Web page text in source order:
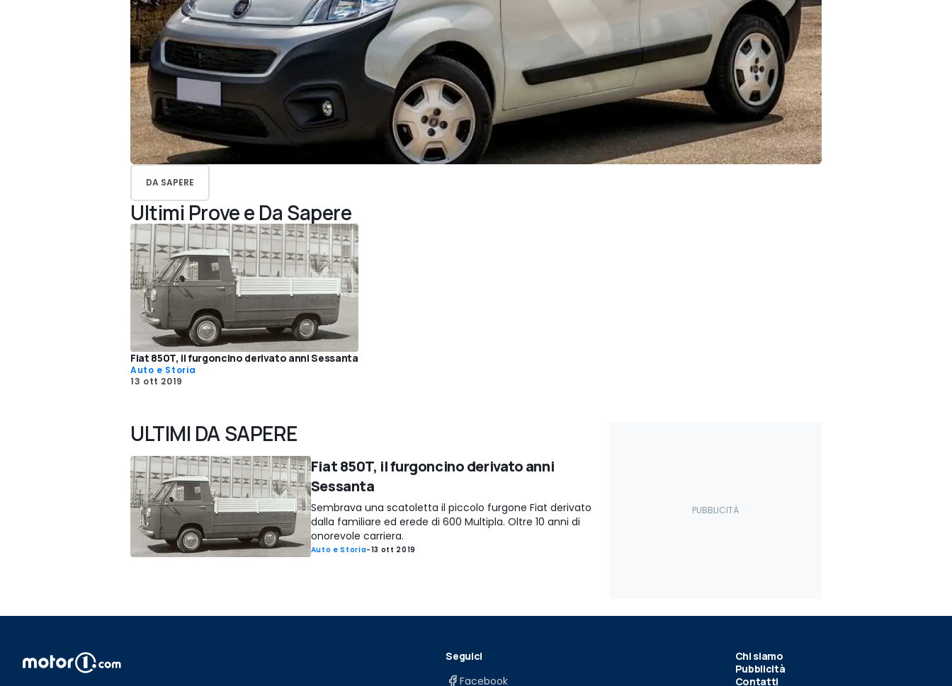
DA SAPERE
Ultimi Prove e Da Sapere
Fiat 850T, il furgoncino derivato anni Sessanta
Auto e Storia
13 ott 2019
ULTIMI DA SAPERE
Fiat 850T, il furgoncino derivato anni
Sessanta
Sembrava una scatoletta il piccolo furgone Fiat derivato
dalla familiare ed erede di 600 Multipla. Oltre 10 anni di
onorevole carriera.
Auto e Storia-13 ott 2019
Seguici
Facebook
Chi siamo
Pubblicità
Contatti